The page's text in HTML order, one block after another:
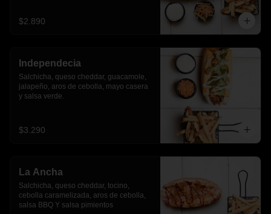
$2.890
Independecia
Salchicha, queso cheddar, guacamole,
jalapeño, aros de cebolla, mayo casera
y salsa verde.
$3.290
La Ancha
Salchicha, queso cheddar, tocino,
cebolla caramelizada, aros de cebolla,
salsa BBQ Y salsa pimientos